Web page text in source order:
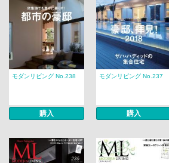
モダンリビング No.238
購入
モダンリビング No.237
購入